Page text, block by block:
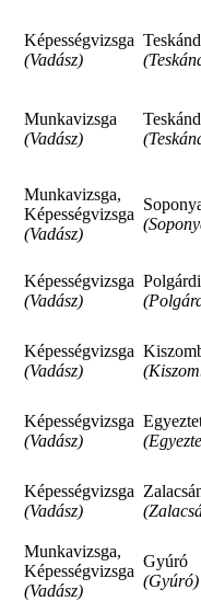
Képességvizsga
(Vadász)
Teskánd
Munkavizsga
(Vadász)
Teskánd
Munkavizsga,
Képességvizsga
(Vadász)
Képességvizsga
(Vadász)
Polgárdi
Képességvizsga
(Vadász)
Képességvizsga
(Vadász)
Képességvizsga
(Vadász)
Munkavizsga,
Képességvizsga
(Vadász)
Gyúró
(Gyúró)